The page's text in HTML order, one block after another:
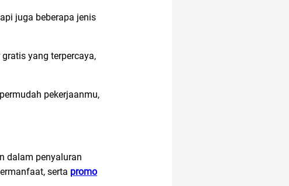
juga beberapa jenis
yang terpercaya,
pekerjaanmu,
dalam penyaluran
serta promo